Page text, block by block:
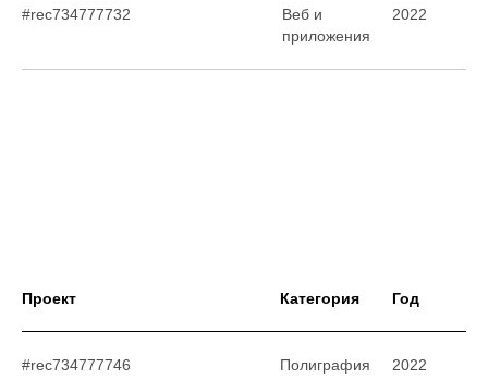
#rec734777732
Веб и
приложения
2022
Проект Категория Год
#rec734777746 Полиграфия 2022